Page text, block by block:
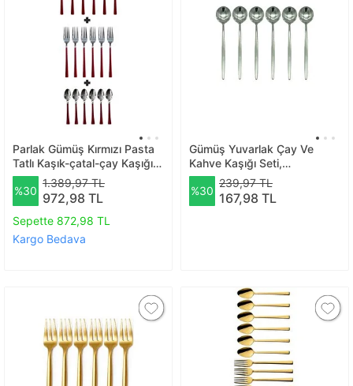
Parlak Gümüş Kırmızı Pasta
Tatlı Kaşık-çatal-çay Kaşığı
Seti, 18 Adet Gümüş
%30
1.389,97 TL
972,98 TL
Sepette 872,98 TL
Kargo Bedava
Gümüş Yuvarlak Çay Ve
Kahve Kaşığı Seti,
Paslanmaz Çelik, 6 Adet, 13
Cm
%30
239,97 TL
167,98 TL